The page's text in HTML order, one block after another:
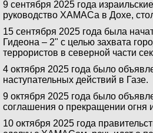
9 сентября 2025 года
руководство ХАМАСа в Дохе,
15 сентября 2025 года была
Гидеона – 2" с целью захвата
террористов в северной части
4 октября 2025 года было
наступательных действий в Газе.
9 октября 2025 года было
соглашения о прекращении
10 октября 2025 года